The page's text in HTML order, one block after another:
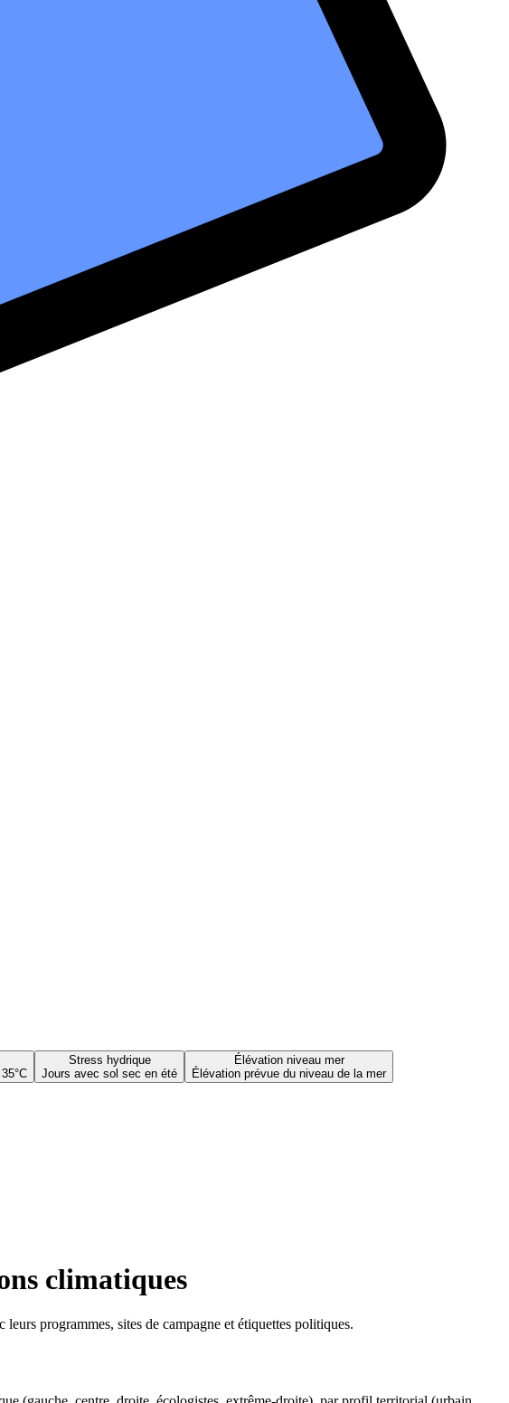
Stress hydrique
Jours avec sol sec en été
Élévation niveau mer
Élévation prévue du niveau de la mer
climatiques
programmes, sites de campagne et étiquettes politiques.